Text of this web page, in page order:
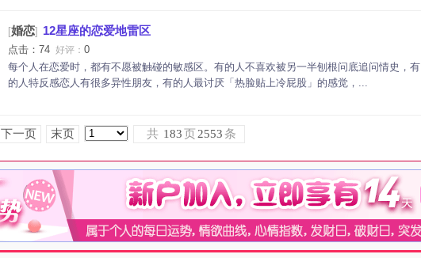
[婚恋] 12星座的恋爱地雷区
点击：74 好评： 0
每个人在恋爱时，都有不愿被触碰的敏感区。有的人不喜欢被另一半刨根问底追问情史，有
的人特反感恋人有很多异性朋友，有的人最讨厌「热脸贴上冷屁股」的感觉，...
下一页 末页 共 183页2553条